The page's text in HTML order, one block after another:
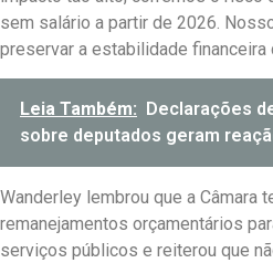
sem salário a partir de 2026.
preservar a estabilidade financeira
Leia Também:
Declarações
sobre deputados geram
Wanderley lembrou que a Câmara
remanejamentos orçamentários
serviços públicos e reiterou que